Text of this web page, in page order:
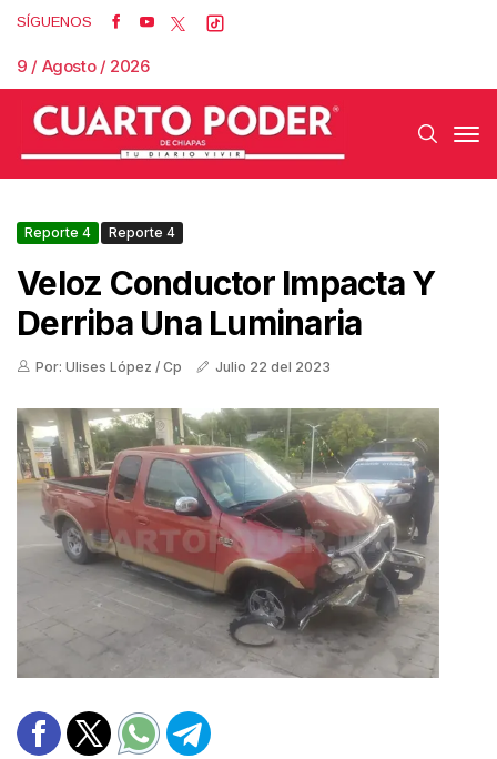
SÍGUENOS
9 / Agosto / 2026
Reporte 4 Reporte 4
Veloz Conductor Impacta Y
Derriba Una Luminaria
Por: Ulises López / Cp Julio 22 del 2023